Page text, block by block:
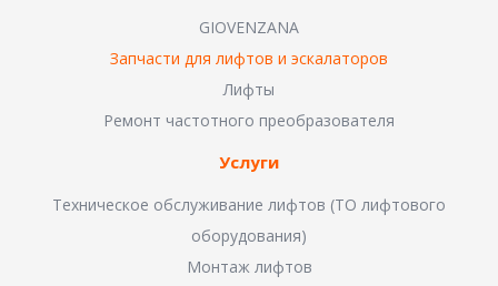
GIOVENZANA
Запчасти для лифтов и эскалаторов
Лифты
Ремонт частотного преобразователя
Услуги
Техническое обслуживание лифтов (ТО лифтового
оборудования)
Монтаж лифтов